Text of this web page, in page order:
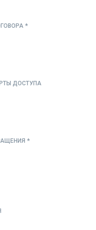
*
ДОСТУПА
*